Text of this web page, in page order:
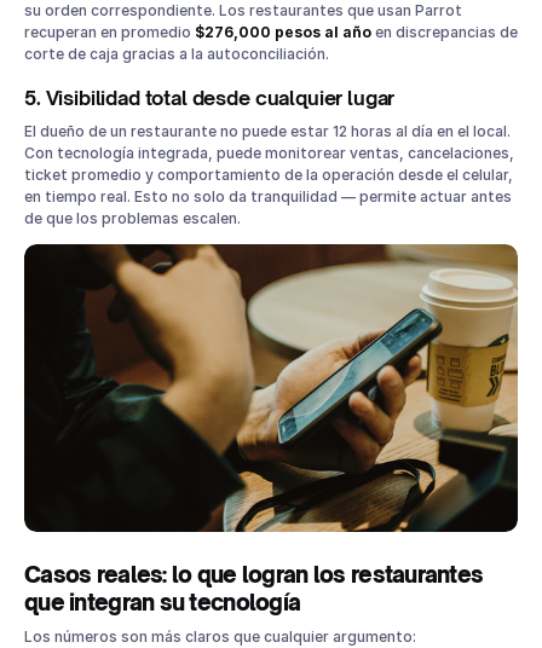
su orden correspondiente. Los restaurantes que usan Parrot
recuperan en promedio $276,000 pesos al año en discrepancias de
corte de caja gracias a la autoconciliación.
5. Visibilidad total desde cualquier lugar
El dueño de un restaurante no puede estar 12 horas al día en el local.
Con tecnología integrada, puede monitorear ventas, cancelaciones,
ticket promedio y comportamiento de la operación desde el celular,
en tiempo real. Esto no solo da tranquilidad — permite actuar antes
de que los problemas escalen.
Casos reales: lo que logran los restaurantes
que integran su tecnología
Los números son más claros que cualquier argumento: